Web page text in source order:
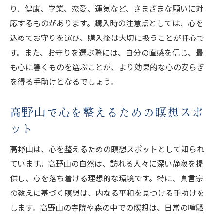
日常生活におけるお守りの活用方法
高野山のお守りで心をリセットする
お守りと高野山の瞑想法を組み合わせる
高野山での体験がもたらす長期的な効果
高野山での祈りが心に与える影響とは
祈りとお守りの組み合わせによる癒し
高野山での祈りの体験談
祈りがもたらす心の安定と変化
高野山のお守りを求める人々の実体験
高野山のお守りを手にした人々の声
り、健康、学業、恋愛、運気など、さまざまな願いに対
応するものがあります。購入時の注意点としては、心を
込めてお守りを選び、購入後は大切に扱うことが肝心で
す。また、お守りを選ぶ際には、自分の直感を信じ、最
も心に響くものを選ぶことが、より効果的な心の安らぎ
を得る手助けとなるでしょう。
高野山で心を整えるための瞑想スポ
ット
高野山は、心を整えるための瞑想スポットとして知られ
ています。高野山の自然は、訪れる人々に深い静寂を提
供し、心を落ち着ける理想的な環境です。特に、真言宗
の教えに基づく瞑想は、内なる平和を見つける手助けを
します。高野山の寺院や森の中での瞑想は、日常の喧騒